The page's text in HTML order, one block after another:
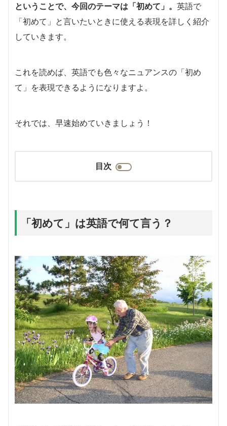
ということで、今回のテーマは「初めて」。 英語で
「初めて」と言いたいときに使える表現を詳しく紹介
していきます。
これを読めば、英語でも色々なニュアンスの「初め
て」を表現できるようになりますよ。
それでは、早速始めていきましょう！
目次
「初めて」は英語で何て言う？